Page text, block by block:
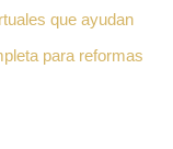
que ayudan
para reformas